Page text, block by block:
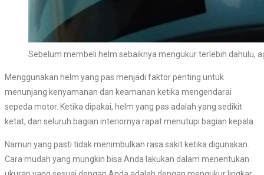
Sebelum membeli helm sebaiknya mengukur terlebih dahulu,
Menggunakan helm yang pas menjadi faktor penting untuk
menunjang kenyamanan dan keamanan ketika mengendarai
sepeda motor. Ketika dipakai, helm yang pas adalah yang sedikit
ketat, dan seluruh bagian interiornya rapat menutupi bagian kepala.
Namun yang pasti tidak menimbulkan rasa sakit ketika digunakan.
Cara mudah yang mungkin bisa Anda lakukan dalam menentukan